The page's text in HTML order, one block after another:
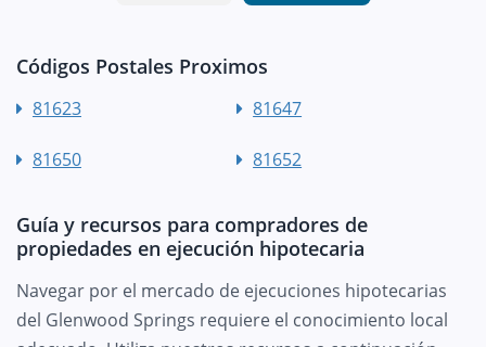
Códigos Postales Proximos
81623 81647
81650 81652
Guía y recursos para compradores de
propiedades en ejecución hipotecaria
Navegar por el mercado de ejecuciones hipotecarias
del Glenwood Springs requiere el conocimiento local